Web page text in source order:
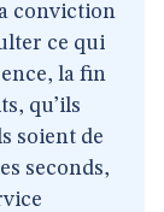
conviction
ce qui
la fin
qu’ils
soient de
seconds,